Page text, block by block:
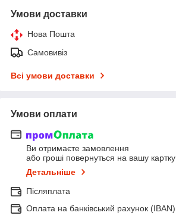
Умови доставки
Нова Пошта
Самовивіз
Всі умови доставки
Умови оплати
Ви отримаєте замовлення
або гроші повернуться на вашу картку
Детальніше
Післяплата
Оплата на банківський рахунок (IBAN)